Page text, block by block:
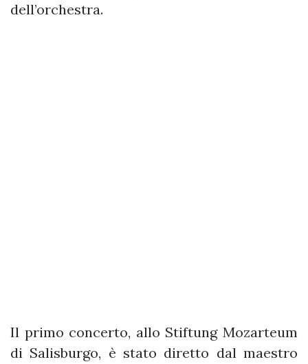
dell’orchestra.
Il primo concerto, allo Stiftung Mozarteum
di Salisburgo, è stato diretto dal maestro